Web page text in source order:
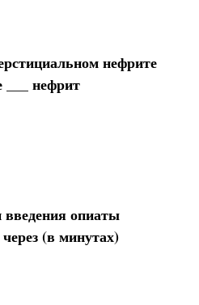
нефрите
нефрит
опиаты
(в минутах)